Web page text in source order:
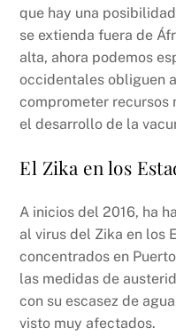
que hay una
se extienda fuera de
alta, ahora podemos
occidentales obliguen
comprometer recursos
el desarrollo de la
El Zika en los
A inicios del 2016, ha
al virus del Zika en los
concentrados en
las medidas de
con su escasez de
visto muy afectados.